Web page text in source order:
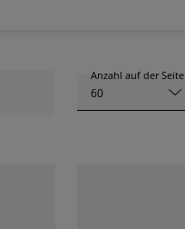
Anzahl auf der Seite
60